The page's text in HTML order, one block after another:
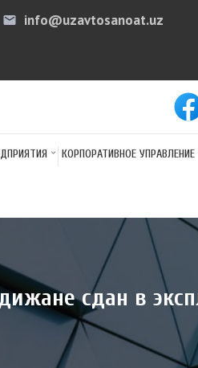
email info@uzavtosanoat.uz
КОРПОРАТИВНОЕ УПРАВЛЕНИЕ
сдан в